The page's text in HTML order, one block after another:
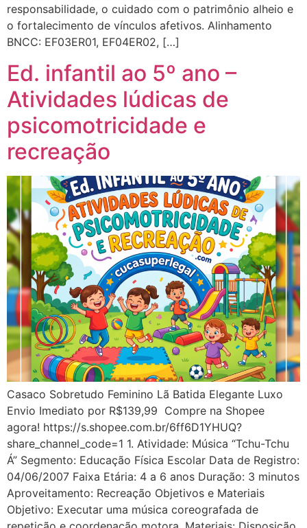
responsabilidade, o cuidado com o patrimônio alheio e
o fortalecimento de vínculos afetivos. Alinhamento
BNCC: EF03ER01, EF04ER02, […]
Ed. infantil ao 5º ano –
Atividades lúdicas de
psicomotricidade e
recreação
Casaco Sobretudo Feminino Lã Batida Elegante Luxo
Envio Imediato por R$139,99 Compre na Shopee
agora! https://s.shopee.com.br/6ff6D1YHUQ?
share_channel_code=1 1. Atividade: Música “Tchu-Tchu
Á” Segmento: Educação Física Escolar Data de Registro:
04/06/2007 Faixa Etária: 4 a 6 anos Duração: 3 minutos
Aproveitamento: Recreação Objetivos e Materiais
Objetivo: Executar uma música coreografada de